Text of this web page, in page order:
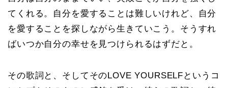
てくれる。自分を愛することは難しいけれど、自分
を愛することを探しながら生きていこう。そうすれ
ばいつか自分の幸せを見つけられるはずだと。
その歌詞と、そしてそのLOVE YOURSELFというコ